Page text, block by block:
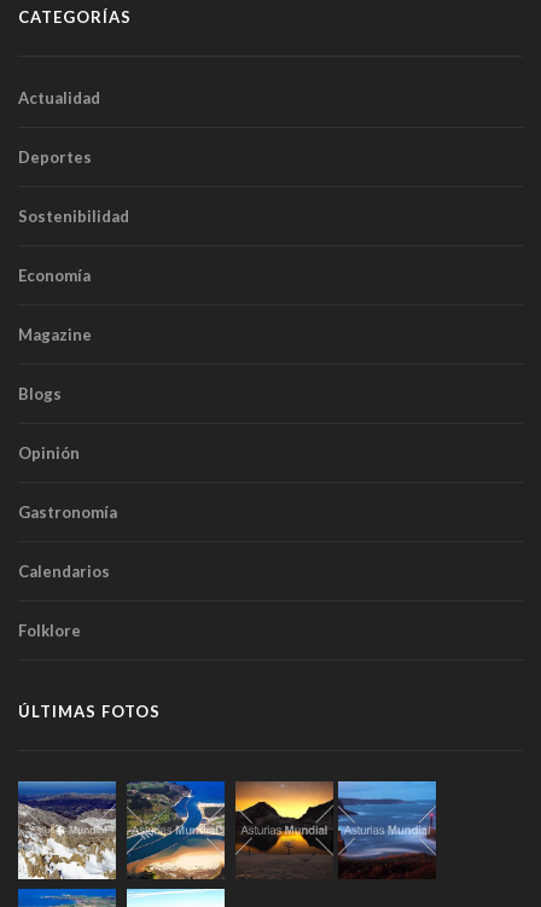
CATEGORÍAS
Actualidad
Deportes
Sostenibilidad
Economía
Magazine
Blogs
Opinión
Gastronomía
Calendarios
Folklore
ÚLTIMAS FOTOS